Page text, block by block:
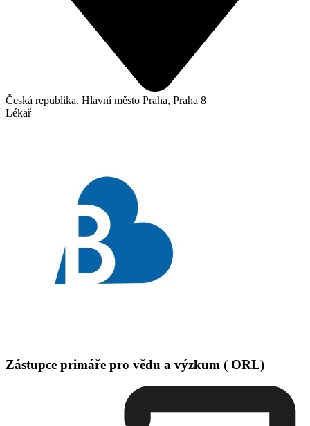
Česká republika, Hlavní město Praha, Praha 8
Lékař
Zástupce primáře pro vědu a výzkum ( ORL)